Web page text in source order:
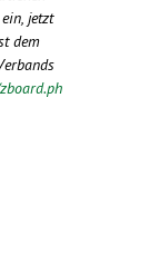
jetzt
dem